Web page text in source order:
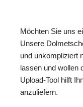
Möchten Sie uns
Unsere
und unkompliziert
lassen und wollen
Upload-Tool hilft
anzuliefern.